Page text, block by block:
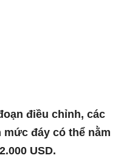
điều chỉnh, các
đáy có thể nằm
USD.